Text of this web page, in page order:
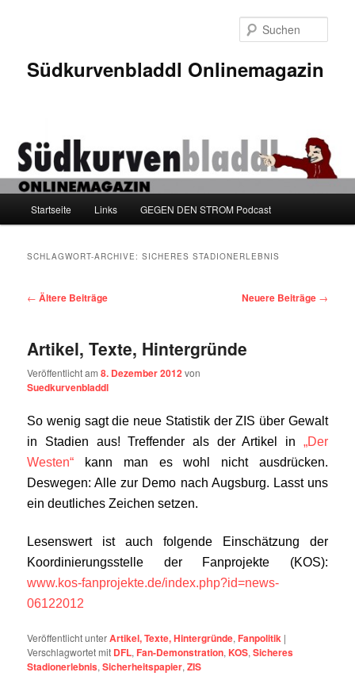
Südkurvenbladdl Onlinemagazin
Startseite Links GEGEN DEN STROM Podcast
SCHLAGWORT-ARCHIVE:SICHERES STADIONERLEBNIS
Beitragsnavigation
← Ältere Beiträge Neuere Beiträge →
Artikel, Texte, Hintergründe
Veröffentlicht am8. Dezember 2012von
Suedkurvenbladdl
So wenig sagt die neue Statistik der ZIS über Gewalt
in Stadien aus! Treffender als der Artikel in „Der
Westen“ kann man es wohl nicht ausdrücken.
Deswegen: Alle zur Demo nach Augsburg. Lasst uns
ein deutliches Zeichen setzen.
Lesenswert ist auch folgende Einschätzung der
Koordinierungsstelle der Fanprojekte (KOS):
www.kos-fanprojekte.de/index.php?id=news-
06122012
Veröffentlicht unterArtikel, Texte, Hintergründe, Fanpolitik |
Verschlagwortet mit DFL, Fan-Demonstration, KOS,Sicheres
Stadionerlebnis,Sicherheitspapier,ZIS